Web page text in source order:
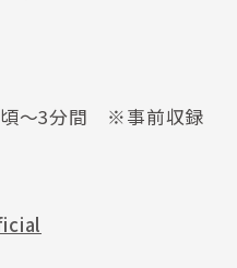
頃～3分間 ※事前収録